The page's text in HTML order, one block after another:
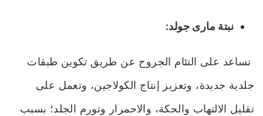
نبتة مارى جولد:
تساعد على التئام الجروح عن طريق تكوين طبقات
جلدية جديدة، وتعزيز إنتاج الكولاجين، وتعمل على
تقليل الالتهاب والحكة، والاحمرار وتورم الجلد؛ بسبب